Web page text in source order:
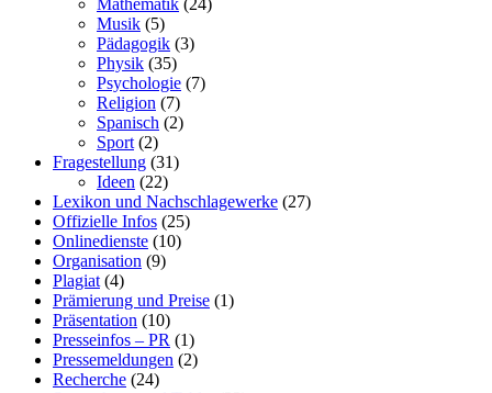
Musik (5)
Pädagogik (3)
Physik (35)
Psychologie (7)
Religion (7)
Spanisch (2)
Sport (2)
Fragestellung (31)
Ideen (22)
Lexikon und Nachschlagewerke (27)
Offizielle Infos (25)
Onlinedienste (10)
Organisation (9)
Plagiat (4)
Prämierung und Preise (1)
Präsentation (10)
Presseinfos – PR (1)
Pressemeldungen (2)
Recherche (24)